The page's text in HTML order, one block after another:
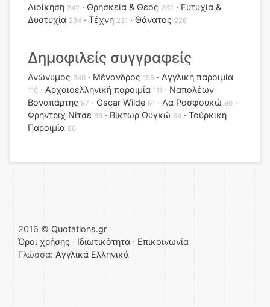
Διοίκηση 242 Θρησκεία & Θεός 237
Ευτυχία &
Δυστυχία 234 Τέχνη 231 Θάνατος 226
Δημοφιλείς συγγραφείς
Ανώνυμος 348 Μένανδρος 155 Αγγλική παροιμία
116 Αρχαιοελληνική παροιμία 111
Ναπολέων
Βοναπάρτης 97 Oscar Wilde 91 Λα Ροσφουκώ 90
Φρήντριχ Νίτσε 86 Βίκτωρ Ουγκώ 84
Τούρκικη
Παροιμία 80
2016 © Quotations.gr
Όροι χρήσης · Ιδιωτικότητα · Επικοινωνία
Γλώσσα: Αγγλικά Ελληνικά